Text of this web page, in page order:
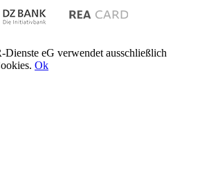
eG verwendet ausschließlich
Ok